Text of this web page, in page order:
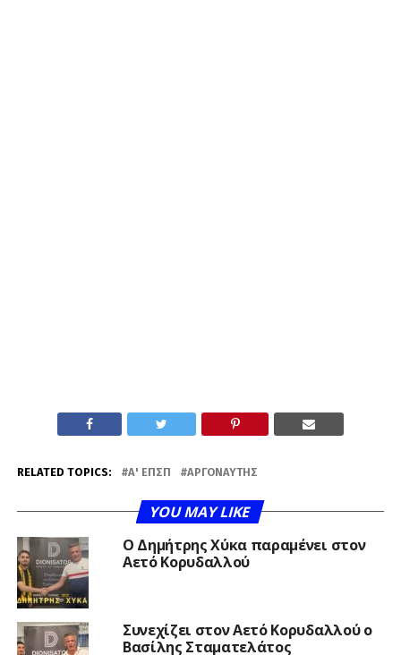
RELATED TOPICS: Α' ΕΠΣΠ ΑΡΓΟΝΑΎΤΗΣ
YOU MAY LIKE
O Δημήτρης Χύκα παραμένει στον
Αετό Κορυδαλλού
Συνεχίζει στον Αετό Κορυδαλλού ο
Βασίλης Σταματελάτος